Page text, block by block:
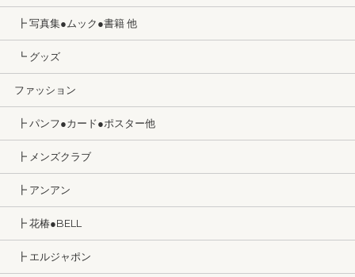
┣ 写真集●ムック●書籍 他
┗ グッズ
ファッション
┣ パンフ●カード●ポスター他
┣ メンズクラブ
┣ アンアン
┣ 花椿●BELL
┣ エルジャポン